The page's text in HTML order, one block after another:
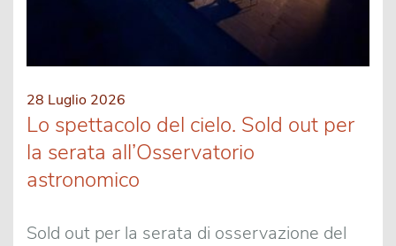
28 Luglio 2026
Lo spettacolo del cielo. Sold out per
la serata all’Osservatorio
astronomico
Sold out per la serata di osservazione del